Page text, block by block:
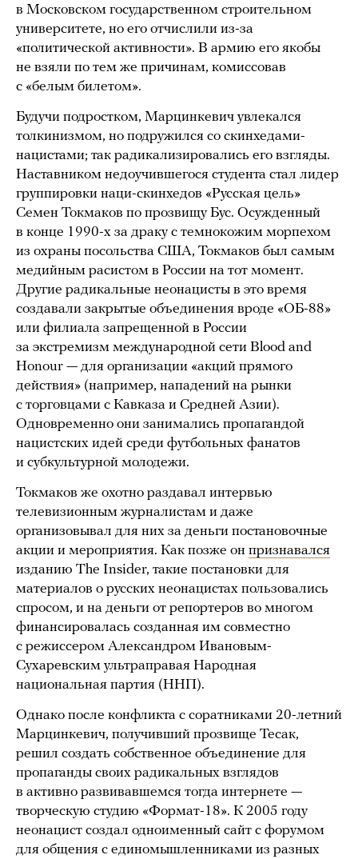
в Московском государственном строительном
университете, но его отчислили из-за
«политической активности». В армию его якобы
не взяли по тем же причинам, комиссовав
с «белым билетом».
Будучи подростком, Марцинкевич увлекался
толкинизмом, но подружился со скинхедами-
нацистами; так радикализировались его взгляды.
Наставником недоучившегося студента стал лидер
группировки наци-скинхедов «Русская цель»
Семен Токмаков по прозвищу Бус. Осужденный
в конце 1990-х за драку с темнокожим морпехом
из охраны посольства США, Токмаков был самым
медийным расистом в России на тот момент.
Другие радикальные неонацисты в это время
создавали закрытые объединения вроде «ОБ-88»
или филиала запрещенной в России
за экстремизм международной сети Blood and
Honour — для организации «акций прямого
действия» (например, нападений на рынки
с торговцами с Кавказа и Средней Азии).
Одновременно они занимались пропагандой
нацистских идей среди футбольных фанатов
и субкультурной молодежи.
Токмаков же охотно раздавал интервью
телевизионным журналистам и даже
организовывал для них за деньги постановочные
акции и мероприятия. Как позже он признавался
изданию The Insider, такие постановки для
материалов о русских неонацистах пользовались
спросом, и на деньги от репортеров во многом
финансировалась созданная им совместно
с режиссером Александром Ивановым-
Сухаревским ультраправая Народная
национальная партия (ННП).
Однако после конфликта с соратниками 20-летний
Марцинкевич, получивший прозвище Тесак,
решил создать собственное объединение для
пропаганды своих радикальных взглядов
в активно развивавшемся тогда интернете —
творческую студию «Формат-18». К 2005 году
неонацист создал одноименный сайт с форумом
для общения с единомышленниками из разных